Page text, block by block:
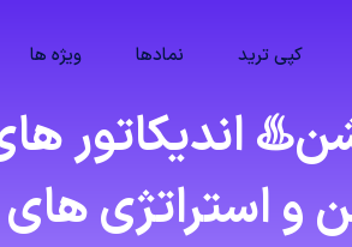
کپی ترید نمادها ویژه ها
اندیکاتور
و استراتژی